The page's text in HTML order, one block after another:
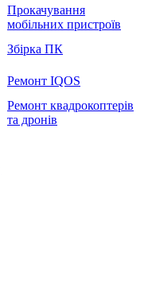
Прокачування
мобільних пристроїв
Збірка ПК
Ремонт IQOS
Ремонт квадрокоптерів
та дронів